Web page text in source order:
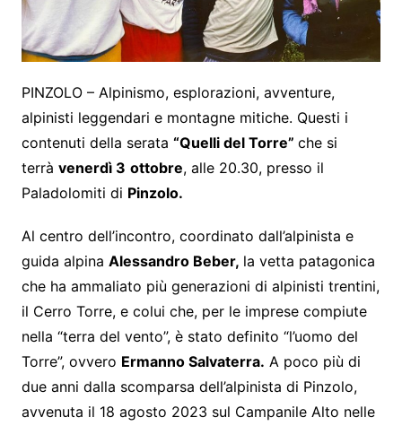
PINZOLO – Alpinismo, esplorazioni, avventure,
alpinisti leggendari e montagne mitiche. Questi i
contenuti della serata “Quelli del Torre” che si
terrà venerdì 3 ottobre, alle 20.30, presso il
Paladolomiti di Pinzolo.
Al centro dell’incontro, coordinato dall’alpinista e
guida alpina Alessandro Beber, la vetta patagonica
che ha ammaliato più generazioni di alpinisti trentini,
il Cerro Torre, e colui che, per le imprese compiute
nella “terra del vento”, è stato definito “l’uomo del
Torre”, ovvero Ermanno Salvaterra. A poco più di
due anni dalla scomparsa dell’alpinista di Pinzolo,
avvenuta il 18 agosto 2023 sul Campanile Alto nelle